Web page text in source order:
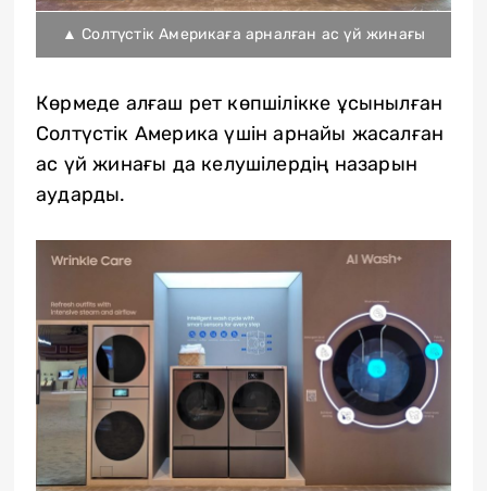
▲ Солтүстік Америкаға арналған ас үй жинағы
Көрмеде алғаш рет көпшілікке ұсынылған
Солтүстік Америка үшін арнайы жасалған
ас үй жинағы да келушілердің назарын
аударды.